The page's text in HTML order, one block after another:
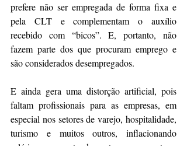
prefere não ser empregada de forma fixa e
pela CLT e complementam o auxílio
recebido com “bicos”. E, portanto, não
fazem parte dos que procuram emprego e
são considerados desempregados.
E ainda gera uma distorção artificial, pois
faltam profissionais para as empresas, em
especial nos setores de varejo, hospitalidade,
turismo e muitos outros, inflacionando